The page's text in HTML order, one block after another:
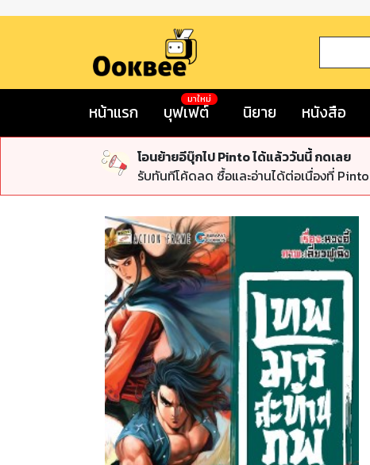
หน้าแรก บุฟเฟต์
มาใหม่
นิยาย หนังสือ
โอนย้ายอีบุ๊กไป Pinto ได้แล้ววันนี้ กดเลย
รับทันทีโค้ดลด ซื้อและอ่านได้ต่อเนื่องที่ Pinto